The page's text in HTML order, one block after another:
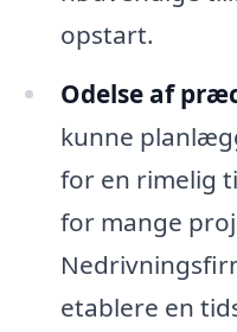
opstart.
Odelse af
kunne
for en rimelig
for mange
etablere en